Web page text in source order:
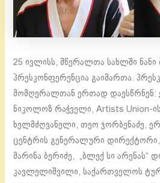
25 ივლისს, მწერალთა სახლში ნანი
პრესკონფერენცია გაიმართა.
მომღერალთან ერთად დაესწრნენ:
ნიკოლოზ რაჭველი, Artists Union-
ხელმძღვანელი, თეო ჯორბენაძე,
ცენტრის გენერალური დირექტორი,
მარინა ბერიძე, „ბლექ სი არენას“
კავლელიშვილი, საქართველოს